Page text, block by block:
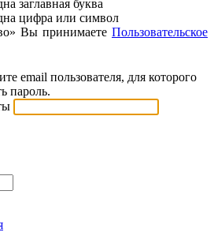
заглавная буква
цифра или символ
Вы принимаете Пользовательское
email пользователя, для которого
пароль.